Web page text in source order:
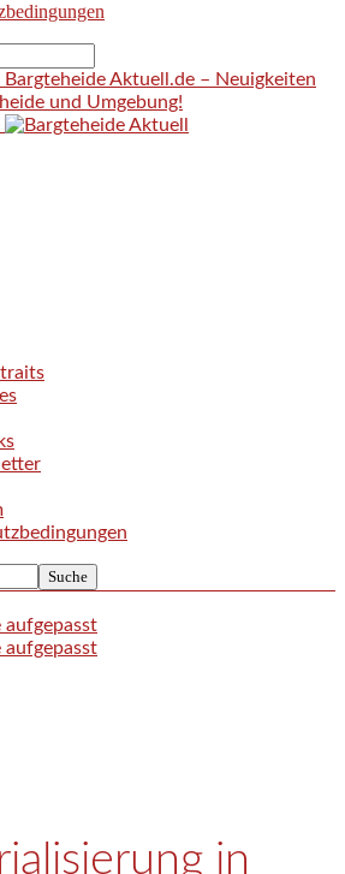
Bargteheide Aktuell.de – Neuigkeiten
und Umgebung!
in